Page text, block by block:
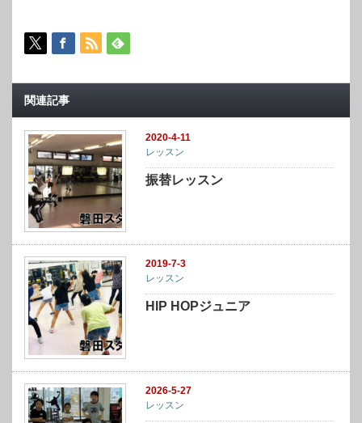
関連記事
2020-4-11
レッスン
振替レッスン
2019-7-3
レッスン
HIP HOPジュニア
2026-5-27
レッスン